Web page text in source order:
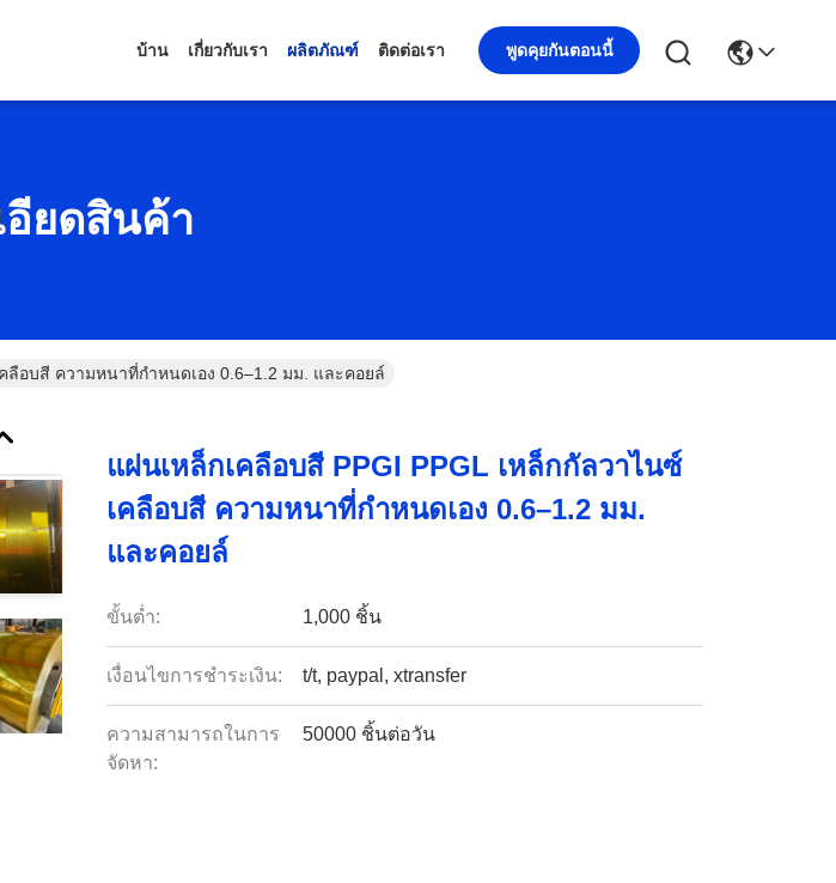
บ้าน เกี่ยวกับเรา ผลิตภัณฑ์ ติดต่อเรา พูดคุยกันตอนนี้
อียดสินค้า
ลือบสี ความหนาที่กำหนดเอง 0.6–1.2 มม. และคอยล์
แผ่นเหล็กเคลือบสี PPGI PPGL เหล็กกัลวาไนซ์
เคลือบสี ความหนาที่กำหนดเอง 0.6–1.2 มม.
และคอยล์
ขั้นต่ำ: 1,000 ชิ้น
เงื่อนไขการชำระเงิน: t/t, paypal, xtransfer
ความสามารถในการ
จัดหา:
50000 ชิ้นต่อวัน